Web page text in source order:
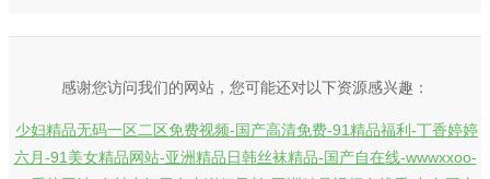
感谢您访问我们的网站，您可能还对以下资源感兴趣：
少妇精品无码一区二区免费视频-国产高清免费-91精品福利-丁香婷婷
六月-91美女精品网站-亚洲精品日韩丝袜精品-国产自在线-wwwxxoo-